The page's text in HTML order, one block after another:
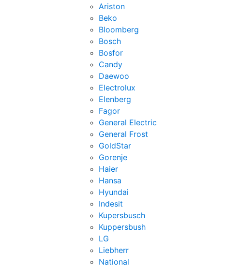
Ariston
Beko
Bloomberg
Bosch
Bosfor
Candy
Daewoo
Electrolux
Elenberg
Fagor
General Electric
General Frost
GoldStar
Gorenje
Haier
Hansa
Hyundai
Indesit
Kupersbusch
Kuppersbush
LG
Liebherr
National